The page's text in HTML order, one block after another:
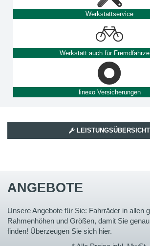
Werkstattservice
Werkstatt auch für
linexo Versicherungen
LEISTUNGSÜBERSICHT
ANGEBOTE
Unsere Angebote für Sie: Fahrräder in allen
Rahmenhöhen und Größen, damit Sie
finden! Überzeugen Sie sich hier.